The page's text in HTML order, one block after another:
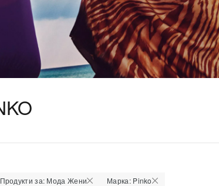
Продукти за: Мода Жени Марка: Pinko